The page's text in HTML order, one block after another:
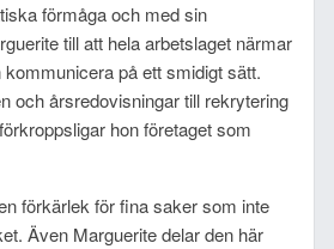
förmåga och med sin
till att hela arbetslaget närmar
på ett smidigt sätt.
och årsredovisningar till rekrytering
hon företaget som
förkärlek för fina saker som inte
Även Marguerite delar den här